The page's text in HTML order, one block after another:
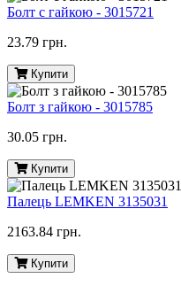
Болт с гайкою - 3015721
23.79 грн.
Купити
Болт з гайкою - 3015785
30.05 грн.
Купити
Палець LEMKEN 3135031
2163.84 грн.
Купити